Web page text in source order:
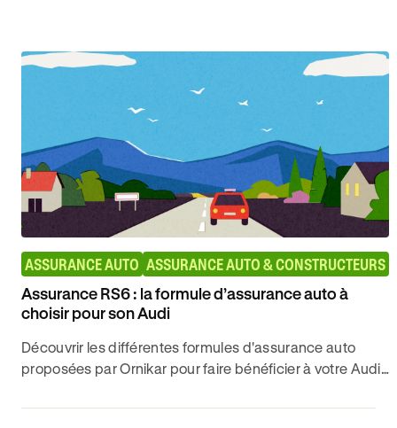
ASSURANCE AUTO ASSURANCE AUTO & CONSTRUCTEURS
Assurance RS6 : la formule d’assurance auto à
choisir pour son Audi
Découvrir les différentes formules d'assurance auto
proposées par Ornikar pour faire bénéficier à votre Audi